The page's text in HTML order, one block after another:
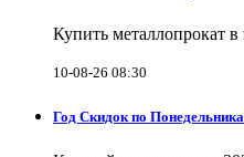
Купить металлопрокат
10-08-26 08:30
Год Скидок по